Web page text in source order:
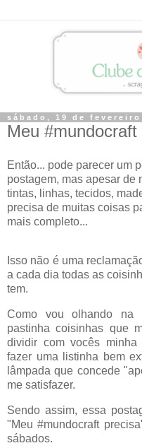
sábado, 19 de fevereiro
Meu
Então... pode parecer um
postagem, mas apesar de
tintas, linhas, tecidos,
precisa de muitas coisas
mais completo...
Isso não é uma
a cada dia todas as
tem.
Como vou olhando na
pastinha coisinhas que
dividir com vocês
fazer uma listinha bem
lâmpada que concede
me satisfazer.
Sendo assim, essa
"Meu #mundocraft
sábados.